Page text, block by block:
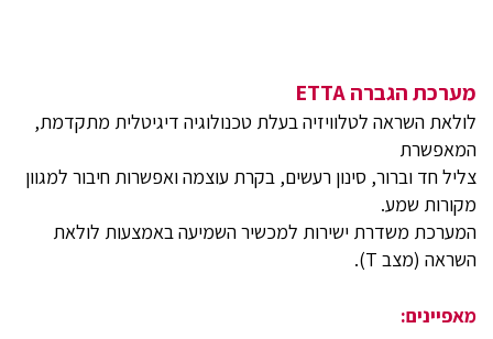
מערכת הגברה ETTA
לולאת השראה לטלוויזיה בעלת טכנולוגיה דיגיטלית מתקדמת,
המאפשרת
צליל חד וברור, סינון רעשים, בקרת עוצמה ואפשרות חיבור למגוון
מקורות שמע.
המערכת משדרת ישירות למכשיר השמיעה באמצעות לולאת
השראה (מצב T).
מאפיינים: